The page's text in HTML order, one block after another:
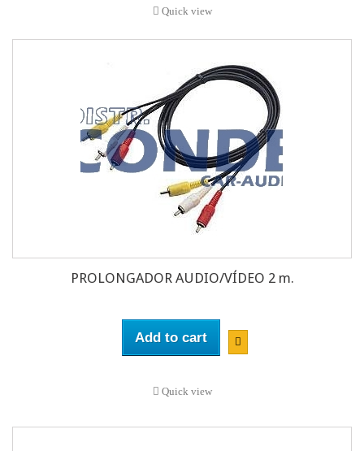
Quick view
PROLONGADOR AUDIO/VÍDEO 2 m.
Add to cart
Quick view